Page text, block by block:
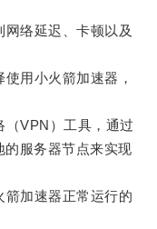
络延迟、卡顿以及
用小火箭加速器，
VPN）工具，通过
服务器节点来实现
加速器正常运行的